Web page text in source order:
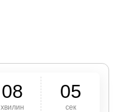
08
хвилин
04
сек